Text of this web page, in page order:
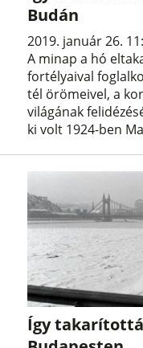
Budán
2019. január 26.
A minap a hó
fortélyaival
tél örömeivel, a
világának
ki volt 1924-ben
Így